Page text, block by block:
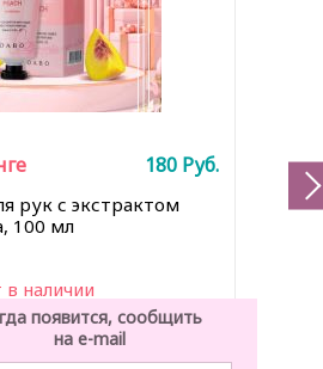
рук с экстрактом
100 мл
в наличии
180 Руб.
появится, сообщить
на e-mail